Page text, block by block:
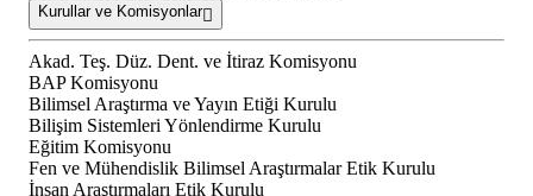
Kurullar ve Komisyonlar
Akad. Teş. Düz. Dent. ve İtiraz Komisyonu
BAP Komisyonu
Bilimsel Araştırma ve Yayın Etiği Kurulu
Bilişim Sistemleri Yönlendirme Kurulu
Eğitim Komisyonu
Fen ve Mühendislik Bilimsel Araştırmalar Etik Kurulu
İnsan Araştırmaları Etik Kurulu